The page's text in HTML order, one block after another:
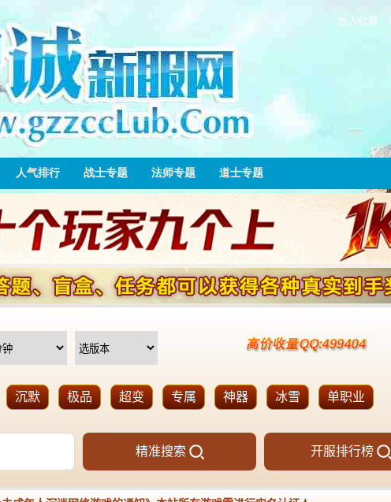
放入收藏
人气排行 战士专题 法师专题 道士专题